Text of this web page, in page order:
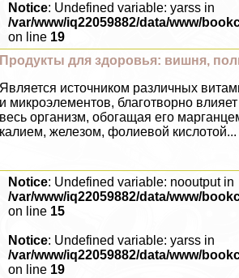
Notice: Undefined variable: yarss in
/var/www/iq22059882/data/www/
on line 19
Продукты для здоровья: вишня,
Является источником различных
и микроэлементов, благотворно
весь организм, обогащая его
калием, железом, фолиевой кислотой...
Notice: Undefined variable: nooutput in
/var/www/iq22059882/data/www/
on line 15
Notice: Undefined variable: yarss in
/var/www/iq22059882/data/www/
on line 19